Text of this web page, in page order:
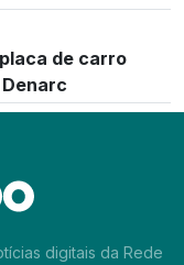
de carro
digitais da Rede